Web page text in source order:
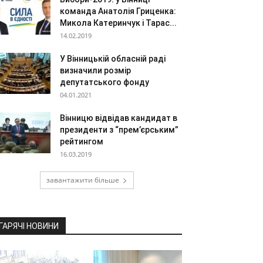
команда Анатолія Гриценка:
Микола Катеринчук і Тарас...
14.02.2019
У Вінницькій обласній раді
визначили розмір
депутатського фонду
04.01.2021
Вінницю відвідав кандидат в
президенти з “прем’єрським”
рейтингом
16.03.2019
завантажити більше
НОВИНИ